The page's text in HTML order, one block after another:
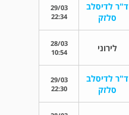
ד"ר לדיסלב
סלזק
29/03
22:34
לירוני
28/03
10:54
ד"ר לדיסלב
סלזק
29/03
22:30